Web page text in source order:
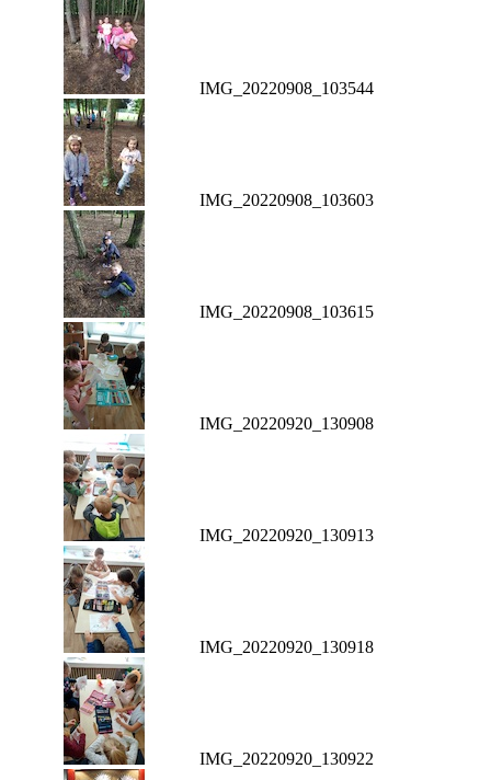
IMG_20220908_103544
IMG_20220908_103603
IMG_20220908_103615
IMG_20220920_130908
IMG_20220920_130913
IMG_20220920_130918
IMG_20220920_130922